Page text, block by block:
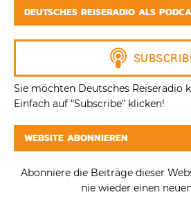
DEUTSCHES REISERADIO ALS
Sie möchten Deutsches Reiseradio
Einfach auf "Subscribe" klicken!
WEBSITE ABONNIEREN
Abonniere die Beiträge dieser
nie wieder einen